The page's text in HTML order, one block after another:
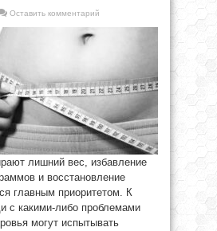
Оставить комментарий
лишний вес, избавление
и восстановление
главным приоритетом. К
с какими-либо проблемами
могут испытывать